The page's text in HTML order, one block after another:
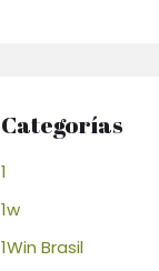
Categorías
1
1w
1Win Brasil